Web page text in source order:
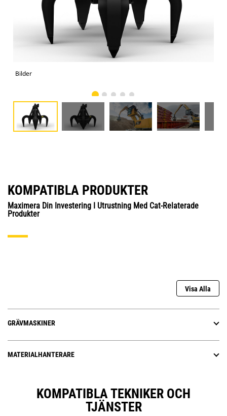
Bilder
KOMPATIBLA PRODUKTER
Maximera Din Investering I Utrustning Med Cat-Relaterade
Produkter
Visa Alla
GRÄVMASKINER
MATERIALHANTERARE
KOMPATIBLA TEKNIKER OCH
TJÄNSTER